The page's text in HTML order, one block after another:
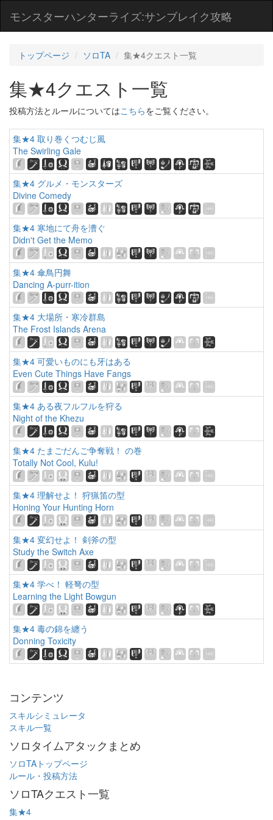
モンスターハンターライズ:サンブレイク攻略
トップページ ソロTA 集★4クエスト一覧
集★4クエスト一覧
投稿方法とルールについてはこちらをご覧ください。
集★4 取り巻くつむじ風
The Swirling Gale
集★4 グルメ・モンスターズ
Divine Comedy
集★4 寒地にて舟を漕ぐ
Didn't Get the Memo
集★4 傘鳥円舞
Dancing A-purr-ition
集★4 大場所・寒冷群島
The Frost Islands Arena
集★4 可愛いものにも牙はある
Even Cute Things Have Fangs
集★4 ある夜フルフルを狩る
Night of the Khezu
集★4 たまごだんご争奪戦！ の巻
Totally Not Cool, Kulu!
集★4 理解せよ！ 狩猟笛の型
Honing Your Hunting Horn
集★4 変幻せよ！ 剣斧の型
Study the Switch Axe
集★4 学べ！ 軽弩の型
Learning the Light Bowgun
集★4 毒の錦を纏う
Donning Toxicity
コンテンツ
スキルシミュレータ
スキル一覧
ソロタイムアタックまとめ
ソロTAトップページ
ルール・投稿方法
ソロTAクエスト一覧
集★4